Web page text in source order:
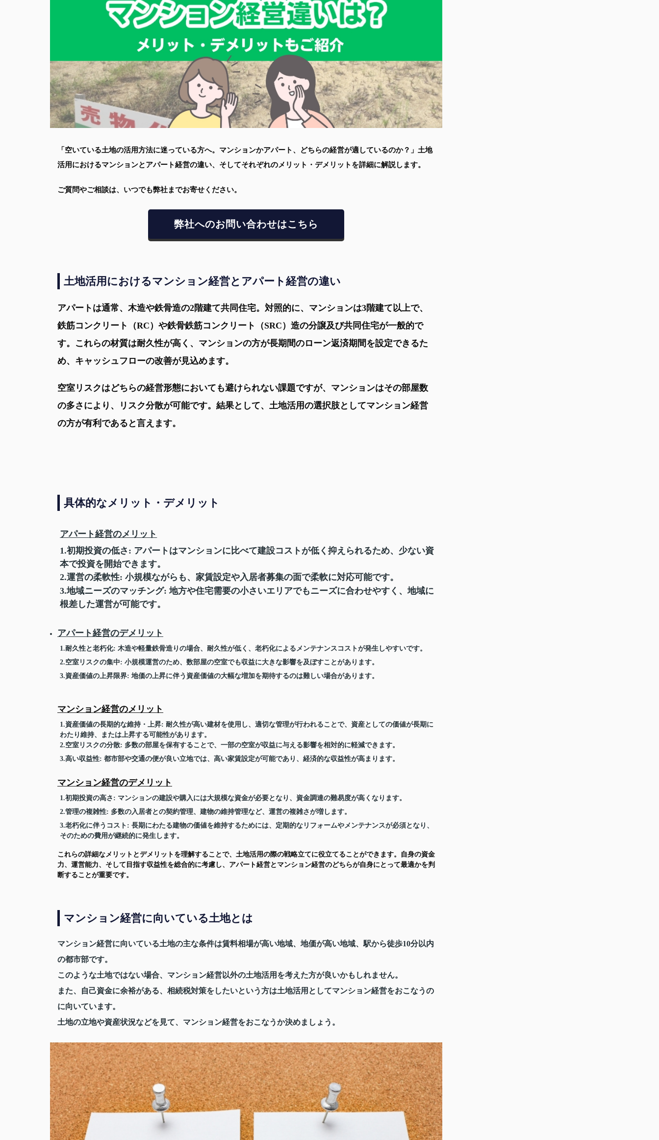
「空いている土地の活用方法に迷っている方へ。マンションかアパート、どちらの経営が適しているのか？」土地
活用におけるマンションとアパート経営の違い、そしてそれぞれのメリット・デメリットを詳細に解説します。
ご質問やご相談は、いつでも弊社までお寄せください。
弊社へのお問い合わせはこちら
土地活用におけるマンション経営とアパート経営の違い
アパートは通常、木造や鉄骨造の2階建て共同住宅。対照的に、マンションは3階建て以上で、
鉄筋コンクリート（RC）や鉄骨鉄筋コンクリート（SRC）造の分譲及び共同住宅が一般的で
す。これらの材質は耐久性が高く、マンションの方が長期間のローン返済期間を設定できるた
め、キャッシュフローの改善が見込めます。
空室リスクはどちらの経営形態においても避けられない課題ですが、マンションはその部屋数
の多さにより、リスク分散が可能です。結果として、土地活用の選択肢としてマンション経営
の方が有利であると言えます。
具体的なメリット・デメリット
アパート経営のメリット
1.初期投資の低さ : アパートはマンションに比べて建設コストが低く抑えられるため、少ない資
本で投資を開始できます。
2.運営の柔軟性: 小規模ながらも、家賃設定や入居者募集の面で柔軟に対応可能です。
3.地域ニーズのマッチング: 地方や住宅需要の小さいエリアでもニーズに合わせやすく、地域に
根差した運営が可能です。
アパート経営のデメリット
1.耐久性と老朽化: 木造や軽量鉄骨造りの場合、耐久性が低く、老朽化によるメンテナンスコストが発生しやすいです。
2.空室リスクの集中: 小規模運営のため、数部屋の空室でも収益に大きな影響を及ぼすことがあります。
3.資産価値の上昇限界: 地価の上昇に伴う資産価値の大幅な増加を期待するのは難しい場合があります。
マンション経営のメリット
1.資産価値の長期的な維持・上昇: 耐久性が高い建材を使用し、適切な管理が行われることで、資産としての価値が長期に
わたり維持、または上昇する可能性があります。
2.空室リスクの分散: 多数の部屋を保有することで、一部の空室が収益に与える影響を相対的に軽減できます。
3.高い収益性: 都市部や交通の便が良い立地では、高い家賃設定が可能であり、経済的な収益性が高まります。
マンション経営のデメリット
1.初期投資の高さ : マンションの建設や購入には大規模な資金が必要となり、資金調達の難易度が高くなります。
2.管理の複雑性: 多数の入居者との契約管理、建物の維持管理など、運営の複雑さが増します。
3.老朽化に伴うコスト : 長期にわたる建物の価値を維持するためには、定期的なリフォームやメンテナンスが必須となり、
そのための費用が継続的に発生します。
これらの詳細なメリットとデメリットを理解することで、土地活用の際の戦略立てに役立てることができます。自身の資金
力、運営能力、そして目指す収益性を総合的に考慮し、アパート経営とマンション経営のどちらが自身にとって最適かを判
断することが重要です。
マンション経営に向いている土地とは
マンション経営に向いている土地の主な条件は賃料相場が高い地域、地価が高い地域、駅から徒歩10分以内
の都市部です。
このような土地ではない場合、マンション経営以外の土地活用を考えた方が良いかもしれません。
また、自己資金に余裕がある、相続税対策をしたいという方は土地活用としてマンション経営をおこなうの
に向いています。
土地の立地や資産状況などを見て、マンション経営をおこなうか決めましょう。